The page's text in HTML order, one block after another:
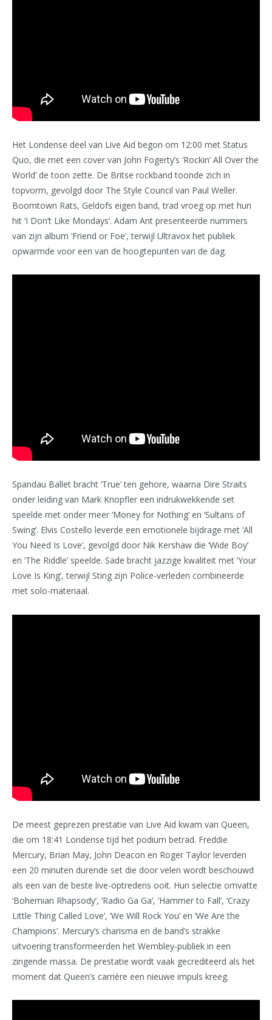
Het Londense deel van Live Aid begon om 12:00 met Status
Quo, die met een cover van John Fogerty’s ‘Rockin’ All Over the
World’ de toon zette. De Britse rockband toonde zich in
topvorm, gevolgd door The Style Council van Paul Weller.
Boomtown Rats, Geldofs eigen band, trad vroeg op met hun
hit ‘I Don’t Like Mondays’. Adam Ant presenteerde nummers
van zijn album ‘Friend or Foe’, terwijl Ultravox het publiek
opwarmde voor een van de hoogtepunten van de dag.
Spandau Ballet bracht ‘True’ ten gehore, waarna Dire Straits
onder leiding van Mark Knopfler een indrukwekkende set
speelde met onder meer ‘Money for Nothing’ en ‘Sultans of
Swing’. Elvis Costello leverde een emotionele bijdrage met ‘All
You Need Is Love’, gevolgd door Nik Kershaw die ‘Wide Boy’
en ‘The Riddle’ speelde. Sade bracht jazzige kwaliteit met ‘Your
Love Is King’, terwijl Sting zijn Police-verleden combineerde
met solo-materiaal.
De meest geprezen prestatie van Live Aid kwam van Queen,
die om 18:41 Londense tijd het podium betrad. Freddie
Mercury, Brian May, John Deacon en Roger Taylor leverden
een 20 minuten durende set die door velen wordt beschouwd
als een van de beste live-optredens ooit. Hun selectie omvatte
‘Bohemian Rhapsody’, ‘Radio Ga Ga’, ‘Hammer to Fall’, ‘Crazy
Little Thing Called Love’, ‘We Will Rock You’ en ‘We Are the
Champions’. Mercury’s charisma en de band’s strakke
uitvoering transformeerden het Wembley-publiek in een
zingende massa. De prestatie wordt vaak gecrediteerd als het
moment dat Queen’s carrière een nieuwe impuls kreeg.